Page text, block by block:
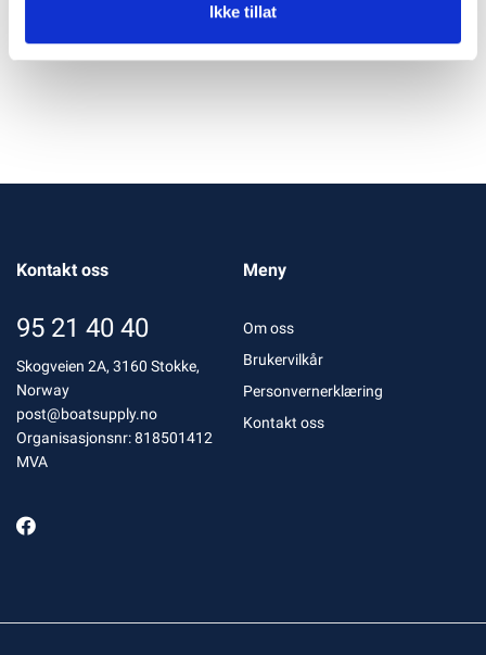
Ikke tillat
170 g
Kontakt oss
95 21 40 40
Skogveien 2A, 3160 Stokke,
Norway
post@boatsupply.no
Organisasjonsnr: 818501412
MVA
Meny
Om oss
Brukervilkår
Personvernerklæring
Kontakt oss